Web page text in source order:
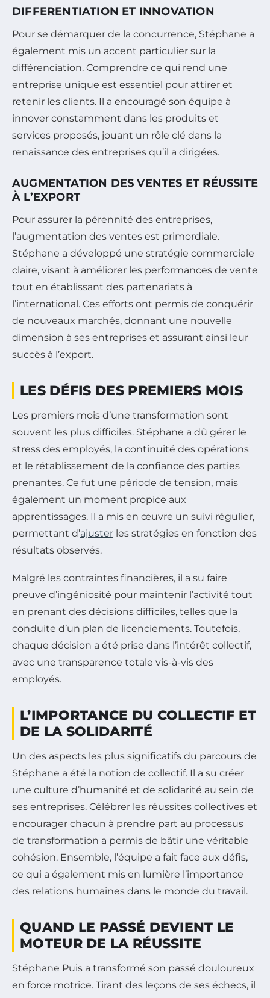
DIFFERENTIATION ET INNOVATION
Pour se démarquer de la concurrence, Stéphane a
également mis un accent particulier sur la
différenciation. Comprendre ce qui rend une
entreprise unique est essentiel pour attirer et
retenir les clients. Il a encouragé son équipe à
innover constamment dans les produits et
services proposés, jouant un rôle clé dans la
renaissance des entreprises qu’il a dirigées.
AUGMENTATION DES VENTES ET RÉUSSITE
À L’EXPORT
Pour assurer la pérennité des entreprises,
l’augmentation des ventes est primordiale.
Stéphane a développé une stratégie commerciale
claire, visant à améliorer les performances de vente
tout en établissant des partenariats à
l’international. Ces efforts ont permis de conquérir
de nouveaux marchés, donnant une nouvelle
dimension à ses entreprises et assurant ainsi leur
succès à l’export.
LES DÉFIS DES PREMIERS MOIS
Les premiers mois d’une transformation sont
souvent les plus difficiles. Stéphane a dû gérer le
stress des employés, la continuité des opérations
et le rétablissement de la confiance des parties
prenantes. Ce fut une période de tension, mais
également un moment propice aux
apprentissages. Il a mis en œuvre un suivi régulier,
permettant d’ajuster les stratégies en fonction des
résultats observés.
Malgré les contraintes financières, il a su faire
preuve d’ingéniosité pour maintenir l’activité tout
en prenant des décisions difficiles, telles que la
conduite d’un plan de licenciements. Toutefois,
chaque décision a été prise dans l’intérêt collectif,
avec une transparence totale vis-à-vis des
employés.
L’IMPORTANCE DU COLLECTIF ET
DE LA SOLIDARITÉ
Un des aspects les plus significatifs du parcours de
Stéphane a été la notion de collectif. Il a su créer
une culture d’humanité et de solidarité au sein de
ses entreprises. Célébrer les réussites collectives et
encourager chacun à prendre part au processus
de transformation a permis de bâtir une véritable
cohésion. Ensemble, l’équipe a fait face aux défis,
ce qui a également mis en lumière l’importance
des relations humaines dans le monde du travail.
QUAND LE PASSÉ DEVIENT LE
MOTEUR DE LA RÉUSSITE
Stéphane Puis a transformé son passé douloureux
en force motrice. Tirant des leçons de ses échecs, il